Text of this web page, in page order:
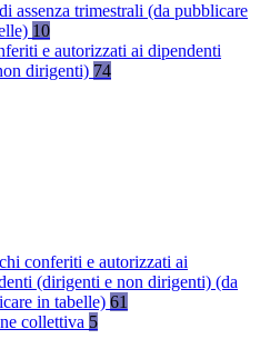
assenza trimestrali (da pubblicare
10
e autorizzati ai dipendenti
dirigenti) 74
conferiti e autorizzati ai
(dirigenti e non dirigenti) (da
in tabelle) 61
collettiva 5